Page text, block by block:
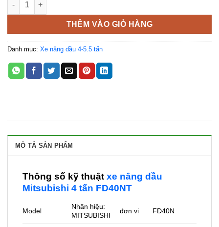
THÊM VÀO GIỎ HÀNG
Danh mục: Xe nâng dầu 4-5.5 tấn
MÔ TẢ SẢN PHẨM
Thông số kỹ thuật xe nâng dầu
Mitsubishi 4 tấn FD40NT
Model
Nhãn hiệu:
MITSUBISHI
đơn vị FD40N